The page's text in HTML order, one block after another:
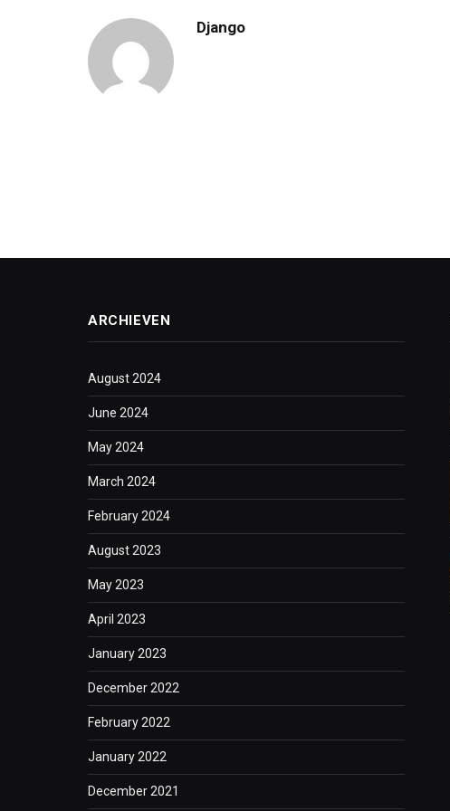
Django
ARCHIEVEN
August 2024
June 2024
May 2024
March 2024
February 2024
August 2023
May 2023
April 2023
January 2023
December 2022
February 2022
January 2022
December 2021